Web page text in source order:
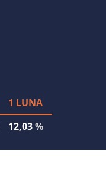
1 LUNA
12,03%